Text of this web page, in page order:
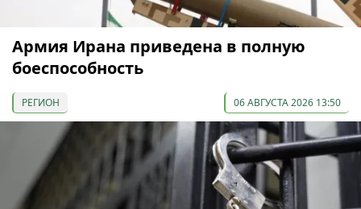
Армия Ирана приведена в полную
боеспособность
РЕГИОН 06 АВГУСТА 2026 13:50